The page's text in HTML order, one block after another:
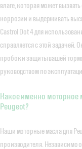
влаге, которая может
коррозии и выдерживать
Castrol Dot 4 для
справляется с этой задачей.
пробок и защиты вашей
руководством по
Какое именно моторное
Peugeot?
Наши моторные масла для
производителя. Независимо